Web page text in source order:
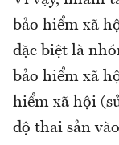
bảo hiểm xã
đặc biệt là
bảo hiểm xã
hiểm xã hội
độ thai sản